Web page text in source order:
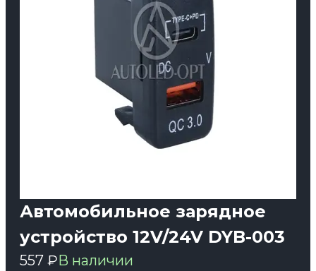
Автомобильное зарядное
устройство 12V/24V DYB-003
557 ₽В наличии